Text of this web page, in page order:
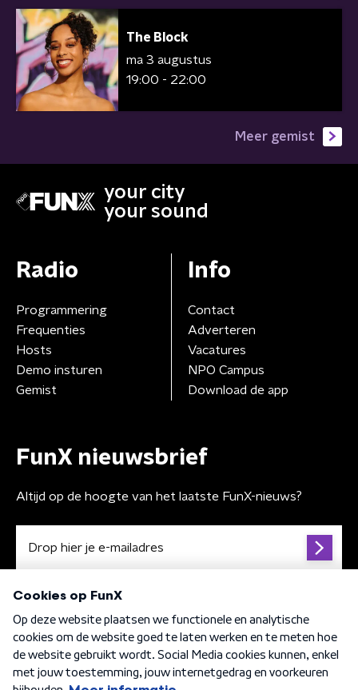
The Block
ma 3 augustus
19:00 - 22:00
Meer gemist
your city
your sound
Radio
Programmering
Frequenties
Hosts
Demo insturen
Gemist
Info
Contact
Adverteren
Vacatures
NPO Campus
Download de app
FunX nieuwsbrief
Altijd op de hoogte van het laatste FunX-nieuws?
Algemene voorwaarden Privacybeleid